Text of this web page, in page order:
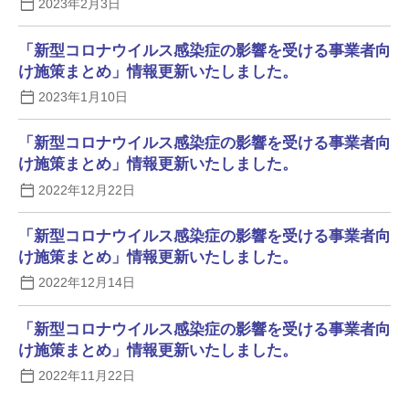
2023年2月3日
「新型コロナウイルス感染症の影響を受ける事業者向
け施策まとめ」情報更新いたしました。
2023年1月10日
「新型コロナウイルス感染症の影響を受ける事業者向
け施策まとめ」情報更新いたしました。
2022年12月22日
「新型コロナウイルス感染症の影響を受ける事業者向
け施策まとめ」情報更新いたしました。
2022年12月14日
「新型コロナウイルス感染症の影響を受ける事業者向
け施策まとめ」情報更新いたしました。
2022年11月22日